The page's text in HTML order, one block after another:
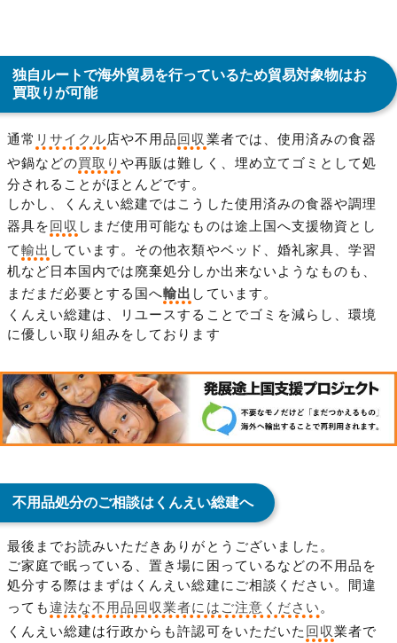
独自ルートで海外貿易を行っているため貿易対象物はお
買取りが可能
通常 リサイクル店や不用品回収 業者では、使用済みの食器
や鍋などの買取りや再販は難しく、埋め立てゴミとして処
分されることがほとんどです。
しかし、くんえい総建ではこうした使用済みの食器や調理
器具を回収 しまだ使用可能なものは途上国へ支援物資とし
て輸出 しています。その他衣類やベッド、婚礼家具、学習
机など日本国内では廃棄処分しか出来ないようなものも、
まだまだ必要とする国へ輸出 しています。
くんえい総建は、リユースすることでゴミを減らし、環境
に優しい取り組みをしております
不用品処分のご相談はくんえい総建へ
最後までお読みいただきありがとうございました。
ご家庭で眠っている、置き場に困っているなどの不用品を
処分する際はまずはくんえい総建にご相談ください。間違
っても違法な不用品回収業者にはご注意ください 。
くんえい総建は行政からも許認可をいただいた 回収業者で